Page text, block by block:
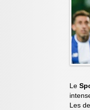
Le
Les